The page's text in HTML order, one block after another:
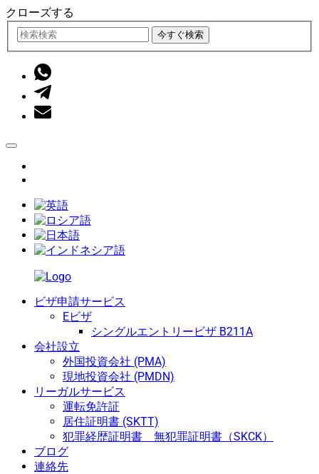
クローズする
今すぐ検索
ビザ申請サービス
Eビザ
シングルエントリービザ B211A
会社設立
外国投資会社 (PMA)
現地投資会社 (PMDN)
リーガルサービス
運転免許証
居住証明書 (SKTT)
犯罪経歴証明書 無犯罪証明書（SKCK）
ブログ
連絡先